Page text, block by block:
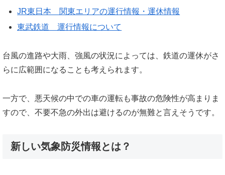
JR東日本 関東エリアの運行情報・運休情報
東武鉄道 運行情報について
台風の進路や大雨、強風の状況によっては、鉄道の運休がさ
らに広範囲になることも考えられます。
一方で、悪天候の中での車の運転も事故の危険性が高まりま
すので、不要不急の外出は避けるのが無難と言えそうです。
新しい気象防災情報とは？